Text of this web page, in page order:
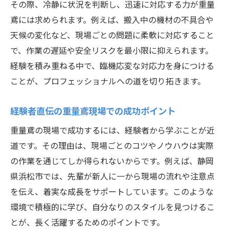
その際、冷静に状況を判断し、迅速に対応する力が重量
鳶には求められます。例えば、搬入中の機材の不具合や
天候の変化など、現場ごとの問題に柔軟に対応すること
で、作業の遅延や安全リスクを最小限に抑えられます。
経験を積み重ねる中で、臨機応変な対応力を身につける
ことが、プロフェッショナルへの道を切り拓きます。
経験者直伝の重量鳶現場での成功ポイント
重量鳶の現場で成功するには、経験者から学ぶことが近
道です。その理由は、現場ごとのコツやノウハウは実際
の作業を通じてしか得られないからです。例えば、静岡
県浜松市では、先輩が新人に一から現場の流れや注意点
を伝え、着実な成長をサポートしています。このような
環境で積極的に学び、自分なりのスタイルを見つけるこ
とが、長く活躍するためのポイントです。